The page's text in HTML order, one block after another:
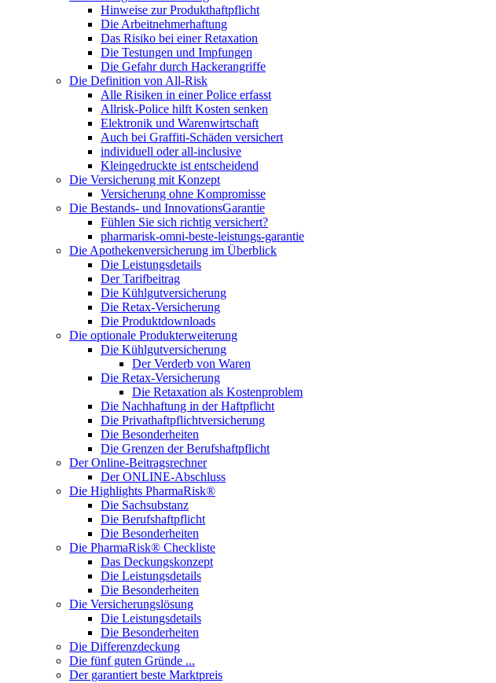
Hinweise zur Produkthaftpflicht
Die Arbeitnehmerhaftung
Das Risiko bei einer Retaxation
Die Testungen und Impfungen
Die Gefahr durch Hackerangriffe
Die Definition von All-Risk
Alle Risiken in einer Police erfasst
Allrisk-Police hilft Kosten senken
Elektronik und Warenwirtschaft
Auch bei Graffiti-Schäden versichert
individuell oder all-inclusive
Kleingedruckte ist entscheidend
Die Versicherung mit Konzept
Versicherung ohne Kompromisse
Die Bestands- und InnovationsGarantie
Fühlen Sie sich richtig versichert?
pharmarisk-omni-beste-leistungs-garantie
Die Apothekenversicherung im Überblick
Die Leistungsdetails
Der Tarifbeitrag
Die Kühlgutversicherung
Die Retax-Versicherung
Die Produktdownloads
Die optionale Produkterweiterung
Die Kühlgutversicherung
Der Verderb von Waren
Die Retax-Versicherung
Die Retaxation als Kostenproblem
Die Nachhaftung in der Haftpflicht
Die Privathaftpflichtversicherung
Die Besonderheiten
Die Grenzen der Berufshaftpflicht
Der Online-Beitragsrechner
Der ONLINE-Abschluss
Die Highlights PharmaRisk®
Die Sachsubstanz
Die Berufshaftpflicht
Die Besonderheiten
Die PharmaRisk® Checkliste
Das Deckungskonzept
Die Leistungsdetails
Die Besonderheiten
Die Versicherungslösung
Die Leistungsdetails
Die Besonderheiten
Die Differenzdeckung
Die fünf guten Gründe ...
Der garantiert beste Marktpreis